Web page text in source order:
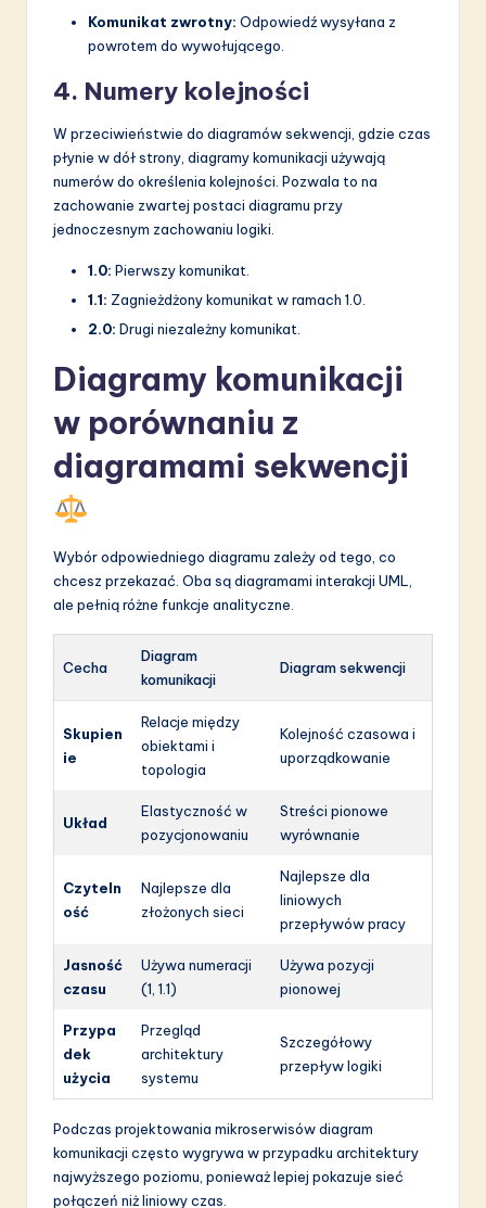
Komunikat zwrotny: Odpowiedź wysyłana z
powrotem do wywołującego.
4. Numery kolejności
W przeciwieństwie do diagramów sekwencji, gdzie czas
płynie w dół strony, diagramy komunikacji używają
numerów do określenia kolejności. Pozwala to na
zachowanie zwartej postaci diagramu przy
jednoczesnym zachowaniu logiki.
1.0: Pierwszy komunikat.
1.1: Zagnieżdżony komunikat w ramach 1.0.
2.0: Drugi niezależny komunikat.
Diagramy komunikacji
w porównaniu z
diagramami sekwencji
Wybór odpowiedniego diagramu zależy od tego, co
chcesz przekazać. Oba są diagramami interakcji UML,
ale pełnią różne funkcje analityczne.
Cecha
Diagram
komunikacji
Diagram sekwencji
Skupien
ie
Relacje między
obiektami i
topologia
Kolejność czasowa i
uporządkowanie
Układ
Elastyczność w
pozycjonowaniu
Streści pionowe
wyrównanie
Czyteln
ość
Najlepsze dla
złożonych sieci
Najlepsze dla
liniowych
przepływów pracy
Jasność
czasu
Używa numeracji
(1, 1.1)
Używa pozycji
pionowej
Przypa
dek
użycia
Przegląd
architektury
systemu
Szczegółowy
przepływ logiki
Podczas projektowania mikroserwisów diagram
komunikacji często wygrywa w przypadku architektury
najwyższego poziomu, ponieważ lepiej pokazuje sieć
połączeń niż liniowy czas.